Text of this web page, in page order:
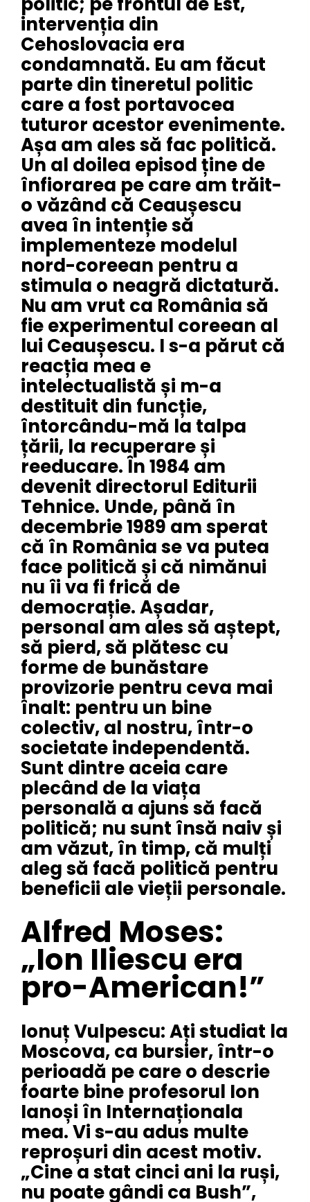
intervenția din
Cehoslovacia era
condamnată. Eu am făcut
parte din tineretul politic
care a fost portavocea
tuturor acestor evenimente.
Așa am ales să fac politică.
Un al doilea episod ține de
înfiorarea pe care am trăit-
o văzând că Ceaușescu
avea în intenție să
implementeze modelul
nord-coreean pentru a
stimula o neagră dictatură.
Nu am vrut ca România să
fie experimentul coreean al
lui Ceaușescu. I s-a părut că
reacția mea e
intelectualistă și m-a
destituit din funcție,
întorcându-mă la talpa
țării, la recuperare și
reeducare. În 1984 am
devenit directorul Editurii
Tehnice. Unde, până în
decembrie 1989 am sperat
că în România se va putea
face politică și că nimănui
nu îi va fi frică de
democrație. Așadar,
personal am ales să aștept,
să pierd, să plătesc cu
forme de bunăstare
provizorie pentru ceva mai
înalt: pentru un bine
colectiv, al nostru, într-o
societate independentă.
Sunt dintre aceia care
plecând de la viața
personală a ajuns să facă
politică; nu sunt însă naiv și
am văzut, în timp, că mulți
aleg să facă politică pentru
beneficii ale vieții personale.
Alfred Moses:
„Ion Iliescu era
pro-American!”
Ionuț Vulpescu: Ați studiat la
Moscova, ca bursier, într-o
perioadă pe care o descrie
foarte bine profesorul Ion
Ianoși în Internaționala
mea. Vi s-au adus multe
reproșuri din acest motiv.
„Cine a stat cinci ani la ruși,
nu poate gândi ca Bush”,